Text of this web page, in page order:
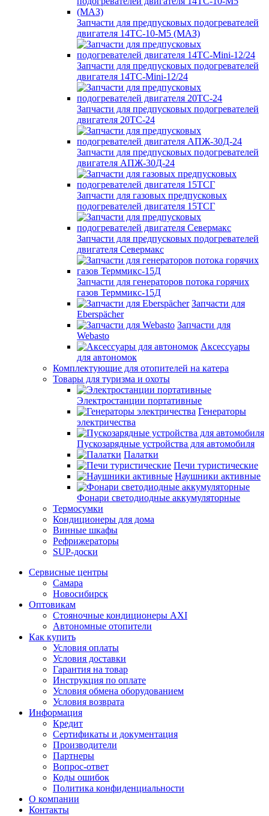
Запчасти для предпусковых подогревателей
двигателя 14ТС-10-М5 (МАЗ)
Запчасти для предпусковых подогревателей
двигателя 14ТС-Mini-12/24
Запчасти для предпусковых подогревателей
двигателя 20ТС-24
Запчасти для предпусковых подогревателей
двигателя АПЖ-30Д-24
Запчасти для газовых предпусковых
подогревателей двигателя 15ТСГ
Запчасти для предпусковых подогревателей
двигателя Севермакс
Запчасти для генераторов потока горячих
газов Терммикс-15Д
Запчасти для
Eberspächer
Запчасти для
Webasto
Аксессуары
для автономок
Комплектующие для отопителей на катера
Товары для туризма и охоты
Электростанции портативные
Генераторы
электричества
Пускозарядные устройства для автомобиля
Палатки
Печи туристические
Наушники активные
Фонари светодиодные аккумуляторные
Термосумки
Кондиционеры для дома
Винные шкафы
Рефрижераторы
SUP-доски
Сервисные центры
Самара
Новосибирск
Оптовикам
Стояночные кондиционеры AXI
Автономные отопители
Как купить
Условия оплаты
Условия доставки
Гарантия на товар
Инструкция по оплате
Условия обмена оборудованием
Условия возврата
Информация
Кредит
Сертификаты и документация
Производители
Партнеры
Вопрос-ответ
Коды ошибок
Политика конфиденциальности
О компании
Контакты